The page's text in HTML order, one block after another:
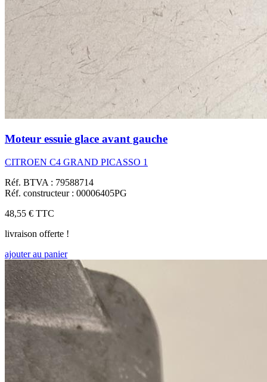
Moteur essuie glace avant gauche
CITROEN C4 GRAND PICASSO 1
Réf. BTVA : 79588714
Réf. constructeur : 00006405PG
48,55 € TTC
livraison offerte !
ajouter au panier